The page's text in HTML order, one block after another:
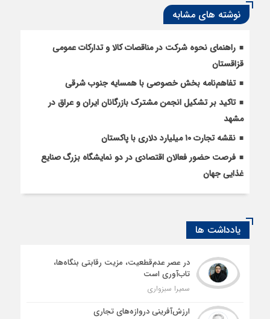
نوشته های مشابه
راهنمای نحوه شرکت در مناقصات کالا و تدارکات عمومی
قزاقستان
تفاهم‌نامه بخش خصوصی با همسایه جنوب شرقی
تاکید بر تشکیل انجمن مشترک بازرگانان ایران و عراق در
مشهد
نقشه تجارت ۱۰‌ میلیارد دلاری با پاکستان
فرصت حضور فعالان اقتصادی در دو نمایشگاه بزرگ صنایع
غذایی جهان
یادداشت ها
در عصر عدم‌قطعیت، مزیت رقابتی بنگاه‌ها،
تاب‌آوری است
سمیرا سبزواری
ارزش‌آفرینی دروازه‌های تجاری